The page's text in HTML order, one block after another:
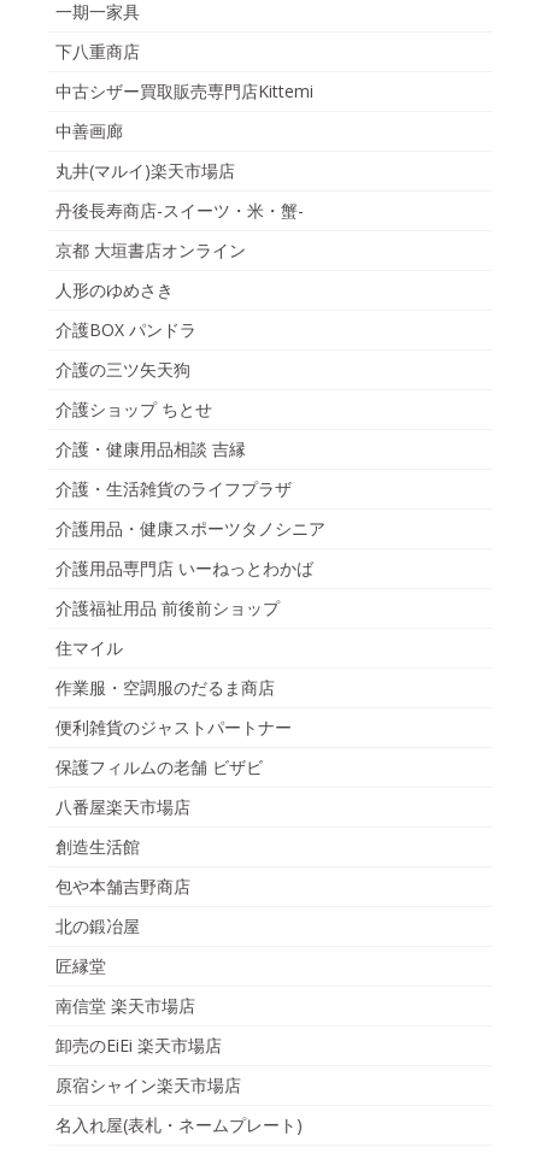
一期一家具
下八重商店
中古シザー買取販売専門店Kittemi
中善画廊
丸井(マルイ)楽天市場店
丹後長寿商店-スイーツ・米・蟹-
京都 大垣書店オンライン
人形のゆめさき
介護BOX パンドラ
介護の三ツ矢天狗
介護ショップ ちとせ
介護・健康用品相談 吉縁
介護・生活雑貨のライフプラザ
介護用品・健康スポーツタノシニア
介護用品専門店 いーねっとわかば
介護福祉用品 前後前ショップ
住マイル
作業服・空調服のだるま商店
便利雑貨のジャストパートナー
保護フィルムの老舗 ビザビ
八番屋楽天市場店
創造生活館
包や本舗吉野商店
北の鍛冶屋
匠縁堂
南信堂 楽天市場店
卸売のEiEi 楽天市場店
原宿シャイン楽天市場店
名入れ屋(表札・ネームプレート)